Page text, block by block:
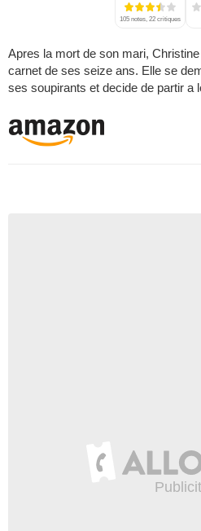
105 notes, 22 critiques
Apres la mort de son mari,
carnet de ses seize ans. Elle se
ses soupirants et decide de partir a